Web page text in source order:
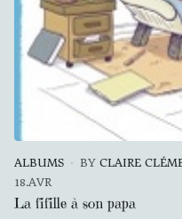
ALBUMS BY CLAIRE
18.AVR
La fifille à son papa